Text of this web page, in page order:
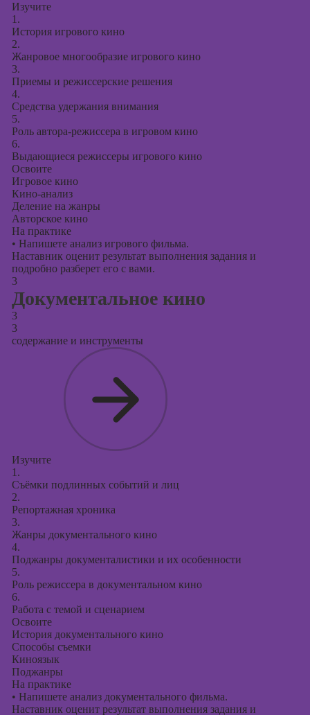
Изучите
1.
История игрового кино
2.
Жанровое многообразие игрового кино
3.
Приемы и режиссерские решения
4.
Средства удержания внимания
5.
Роль автора-режиссера в игровом кино
6.
Выдающиеся режиссеры игрового кино
Освоите
Игровое кино
Кино-анализ
Деление на жанры
Авторское кино
На практике
• Напишете анализ игрового фильма.
Наставник оценит результат выполнения задания и
подробно разберет его с вами.
3
Документальное кино
3
3
содержание и инструменты
Изучите
1.
Съёмки подлинных событий и лиц
2.
Репортажная хроника
3.
Жанры документального кино
4.
Поджанры документалистики и их особенности
5.
Роль режиссера в документальном кино
6.
Работа с темой и сценарием
Освоите
История документального кино
Способы съемки
Киноязык
Поджанры
На практике
• Напишете анализ документального фильма.
Наставник оценит результат выполнения задания и